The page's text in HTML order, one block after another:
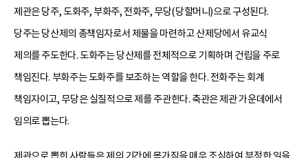
제관은 당주, 도화주, 부화주, 전화주, 무당(당할머니)으로 구성된다.
당주는 당산제의 총책임자로서 제물을 마련하고 산제당에서 유교식
제의를 주도한다. 도화주는 당산제를 전체적으로 기획하며 건립을 주로
책임진다. 부화주는 도화주를 보조하는 역할을 한다. 전화주는 회계
책임자이고, 무당은 실질적으로 제를 주관한다. 축관은 제관 가운데에서
임의로 뽑는다.